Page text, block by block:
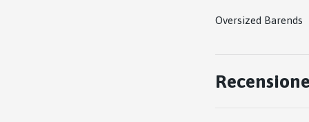
Oversized Barends